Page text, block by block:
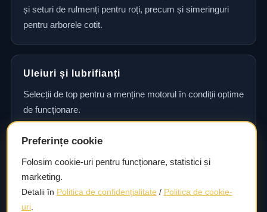
și seturi de rulmenți pentru roți, precum și simeringuri
pentru arborele cotit.
Uleiuri și lubrifianți
Selecții de top pentru a menține motorul în condiții optime
de funcționare.
Consultanță și asistență tehnică
Consultanță și asistență tehnică pentru alegerea pieselor
potrivite și efectuarea reparațiilor sau întreținerii corecte.
Preferințe cookie
Folosim cookie-uri pentru funcționare, statistici și
marketing.
Detalii în Politica de confidențialitate / Politica de cookie-
uri.